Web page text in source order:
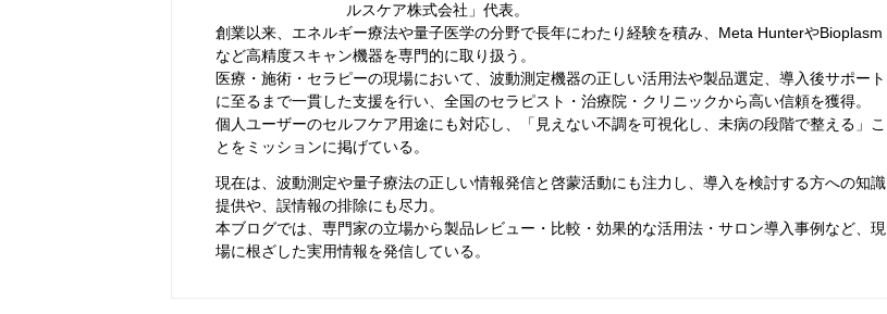
ルスケア株式会社」代表。
創業以来、エネルギー療法や量子医学の分野で長年にわたり経験を積み、Meta HunterやBioplasm
など高精度スキャン機器を専門的に取り扱う。
医療・施術・セラピーの現場において、波動測定機器の正しい活用法や製品選定、導入後サポート
に至るまで一貫した支援を行い、全国のセラピスト・治療院・クリニックから高い信頼を獲得。
個人ユーザーのセルフケア用途にも対応し、「見えない不調を可視化し、未病の段階で整える」こ
とをミッションに掲げている。
現在は、波動測定や量子療法の正しい情報発信と啓蒙活動にも注力し、導入を検討する方への知識
提供や、誤情報の排除にも尽力。
本ブログでは、専門家の立場から製品レビュー・比較・効果的な活用法・サロン導入事例など、現
場に根ざした実用情報を発信している。